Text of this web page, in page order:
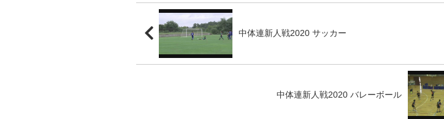
中体連新人戦2020 サッカー
中体連新人戦2020 バレーボール